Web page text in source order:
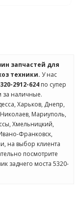
запчастей для
техники. У нас
2912-624 по супер
за наличные.
Харьков, Днепр,
Мариуполь,
Хмельницкий,
Франковск,
на выбор клиента
посмотрите
заднего моста 5320-